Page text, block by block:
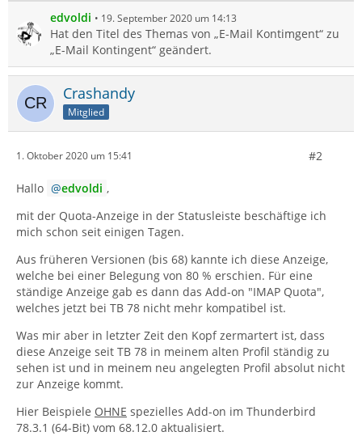
edvoldi 19. September 2020 um 14:13
Hat den Titel des Themas von „E-Mail Kontimgent“ zu
„E-Mail Kontingent“ geändert.
Crashandy
Mitglied
1. Oktober 2020 um 15:41 #2
Hallo edvoldi ,
mit der Quota-Anzeige in der Statusleiste beschäftige ich
mich schon seit einigen Tagen.
Aus früheren Versionen (bis 68) kannte ich diese Anzeige,
welche bei einer Belegung von 80 % erschien. Für eine
ständige Anzeige gab es dann das Add-on "IMAP Quota",
welches jetzt bei TB 78 nicht mehr kompatibel ist.
Was mir aber in letzter Zeit den Kopf zermartert ist, dass
diese Anzeige seit TB 78 in meinem alten Profil ständig zu
sehen ist und in meinem neu angelegten Profil absolut nicht
zur Anzeige kommt.
Hier Beispiele OHNE spezielles Add-on im Thunderbird
78.3.1 (64-Bit) vom 68.12.0 aktualisiert.